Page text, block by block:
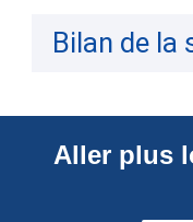
Bilan de la
Aller plus